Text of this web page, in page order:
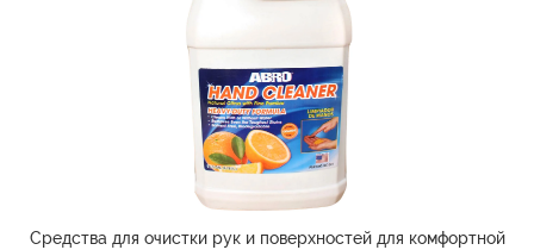
Средства для очистки рук и поверхностей для комфортной